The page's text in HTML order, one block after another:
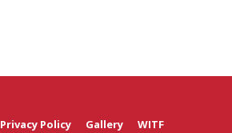
Privacy Policy Gallery WITF